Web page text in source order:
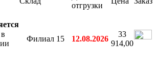
отгрузки
Филиал 15 12.08.2026
33
914,00